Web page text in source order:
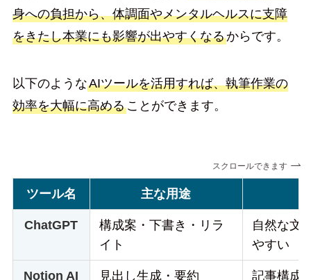
身への負担から、体調面やメンタルヘルスに支障
をきたし本業にも影響が出やすくなるからです。
以下のようなAIツールを活用すれば、執筆作業の
効率を大幅に高めることができます。
スクロールできます
ツール名 主な用途
ChatGPT
構成案・下書き・リラ
イト
自然な文
やすい
Notion AI 見出し生成・要約 記事構成